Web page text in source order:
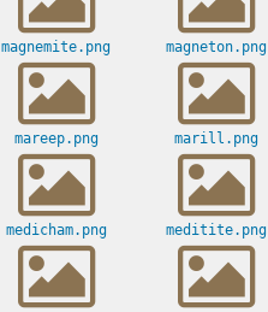
magnemite.png magneton.png
mareep.png marill.png
medicham.png meditite.png